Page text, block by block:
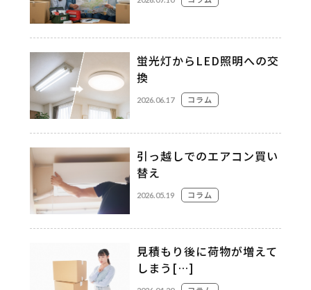
蛍光灯からLED照明への交
換
2026.06.17 コラム
引っ越しでのエアコン買い
替え
2026.05.19 コラム
見積もり後に荷物が増えて
しまう[…]